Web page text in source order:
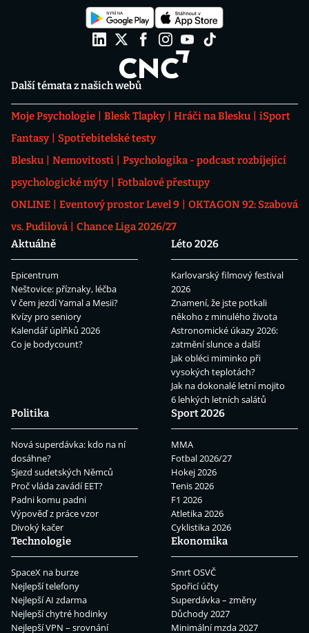
Další témata z našich webů
Moje Psychologie Blesk Tlapky Hráči na Blesku
iSport
Fantasy
Spotřebitelské testy
Blesku
Nemovitosti
Psychologika - podcast rozbíjející
psychologické mýty
Fotbalové přestupy
ONLINE
Eventový prostor Level 9
OKTAGON 92: Szabová
vs. Pudilová
Chance Liga 2026/27
Aktuálně
Epicentrum
Neštovice: příznaky, léčba
V čem jezdí Yamal a Mesii?
Kvízy pro seniory
Kalendář úplňků 2026
Co je bodycount?
Léto 2026
Karlovarský filmový festival
2026
Znamení, že jste potkali
někoho z minulého života
Astronomické úkazy 2026:
zatmění slunce a další
Jak obléci miminko při
vysokých teplotách?
Jak na dokonalé letní mojito
6 lehkých letních salátů
Politika
Nová superdávka: kdo na ní
dosáhne?
Sjezd sudetských Němců
Proč vláda zavádí EET?
Padni komu padni
Výpověď z práce vzor
Divoký kačer
Sport 2026
MMA
Fotbal 2026/27
Hokej 2026
Tenis 2026
F1 2026
Atletika 2026
Cyklistika 2026
Technologie
SpaceX na burze
Nejlepší telefony
Nejlepší AI zdarma
Nejlepší chytré hodinky
Nejlepší VPN – srovnání
Ekonomika
Smrt OSVČ
Spořicí účty
Superdávka – změny
Důchody 2027
Minimální mzda 2027